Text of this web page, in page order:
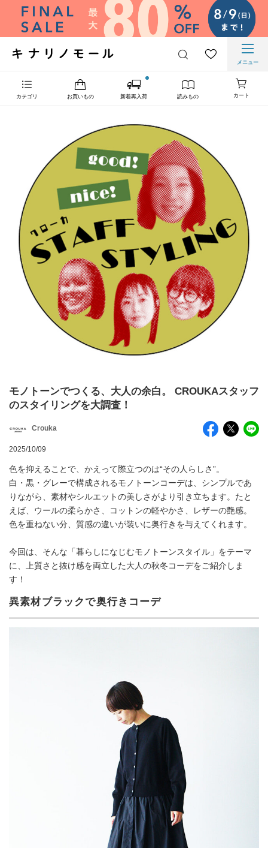
メニュー
カテゴリ お買いもの 新着再入荷 読みもの カート
モノトーンでつくる、大人の余白。 CROUKAスタッフ
のスタイリングを大調査！
Crouka
2025/10/09
色を抑えることで、かえって際立つのは“その人らしさ”。
白・黒・グレーで構成されるモノトーンコーデは、シンプルであ
りながら、素材やシルエットの美しさがより引き立ちます。たと
えば、ウールの柔らかさ、コットンの軽やかさ、レザーの艶感。
色を重ねない分、質感の違いが装いに奥行きを与えてくれます。
今回は、そんな「暮らしになじむモノトーンスタイル」をテーマ
に、上質さと抜け感を両立した大人の秋冬コーデをご紹介しま
す！
異素材ブラックで奥行きコーデ